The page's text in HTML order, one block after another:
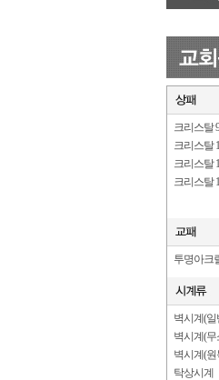
크리스탈
크리스탈
크리스탈
크리스탈
투명아크
벽시계(일
벽시계(무
벽시계(원
탁상시계